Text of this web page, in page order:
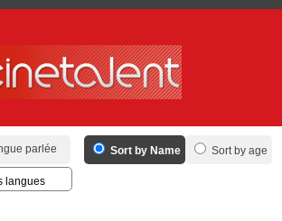
Sort by age
Sort by Name
parlée
langues